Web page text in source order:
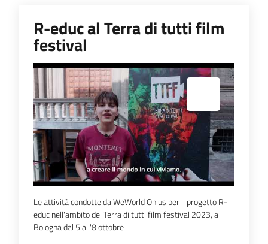
R-educ al Terra di tutti film
festival
Espandi popup
Le attività condotte da WeWorld Onlus per il progetto R-
educ nell'ambito del Terra di tutti film festival 2023, a
Bologna dal 5 all'8 ottobre